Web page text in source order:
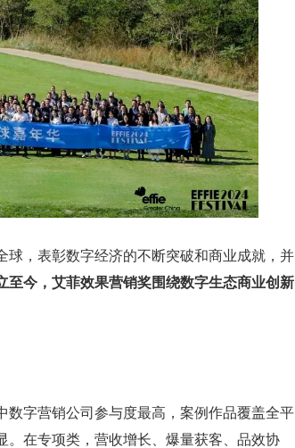
，表彰数字经济的不断突破和商业成就，并
至今，艾菲效果营销奖围绕数字生态商业创新
字营销公司参与度最高，案例作品覆盖全平
。在专项类，营收增长、爆量获客、品效协